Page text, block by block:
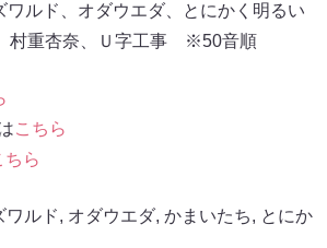
ワルド、オダウエダ、とにかく明るい
村重杏奈、Ｕ字工事 ※50音順
こちら
ちら
ワルド, オダウエダ, かまいたち, とにか